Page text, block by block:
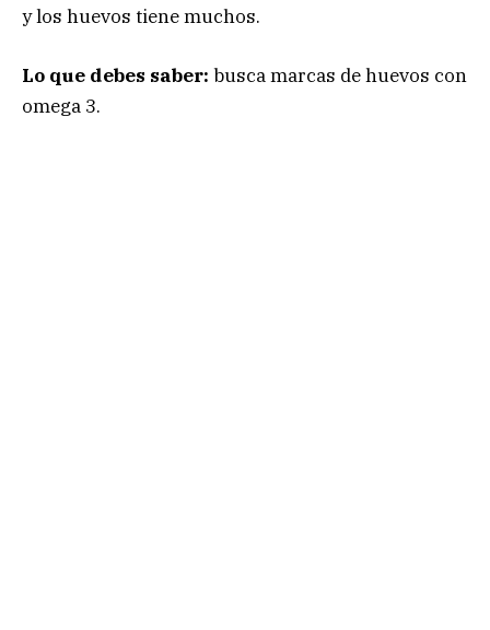
y los huevos tiene muchos.
Lo que debes saber: busca marcas de huevos con
omega 3.